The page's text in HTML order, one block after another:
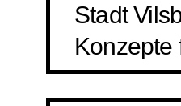
Stadt
Konzepte